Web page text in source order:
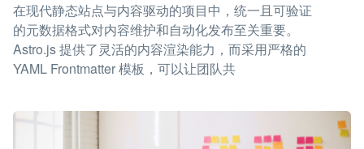
在现代静态站点与内容驱动的项目中，统一且可验证
的元数据格式对内容维护和自动化发布至关重要。
Astro.js 提供了灵活的内容渲染能力，而采用严格的
YAML Frontmatter 模板，可以让团队共